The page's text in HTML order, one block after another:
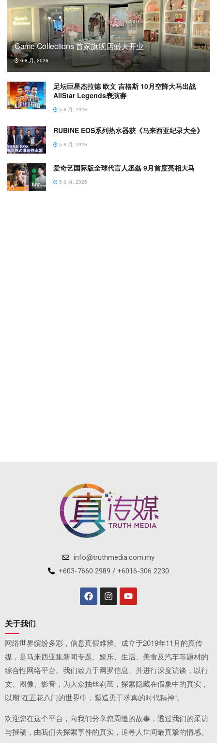
Carrie Collections 首家旗舰店盛大开业
6 8 月, 2026
足坛巨星杰拉德 欧文 吉格斯 10月空降大马出战
AllStar Legends表演赛
5 8 月, 2026
RUBINE EOS系列热水器获《马来西亚纪录大全》
5 8 月, 2026
爱奇艺国际版全球代言人丞磊 9月首度亮相大马
5 8 月, 2026
info@truthmedia.com.my
+603-7660 2989 / +6016-306 2230
关于我们
网络世界缤纷多彩，信息真假难辨。成立于2019年11月的真传
媒，是马来西亚集新闻专题、娱乐、生活、美食及汽车等题材的
综合性网络平台。我们致力于网罗信息、并进行深度访谈，以行
文、图像、影音，为大众抽丝剥茧，探索隐藏在假象中的真实，
以期“在五花八门的世界中，塑造勇于求真的时代精神“。
欢迎您在这个平台，向我们分享您周遭的故事，透过我们的采访
与撰稿，由我们去探索事件的真实，追寻人世间最真挚的情感。